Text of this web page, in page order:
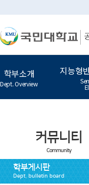
학부소개
Dept. Overview
지능형
커뮤니티
Community
학부게시판
Dept. bulletin board